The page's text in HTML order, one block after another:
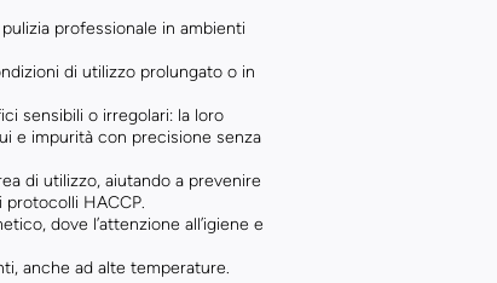
professionale in ambienti
di utilizzo prolungato o in
sensibili o irregolari: la loro
e impurità con precisione senza
di utilizzo, aiutando a prevenire
HACCP.
dove l’attenzione all’igiene e
anche ad alte temperature.